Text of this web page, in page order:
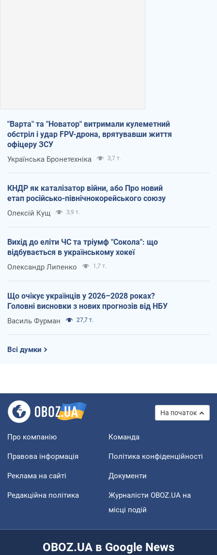
"Варта" та "Новатор" витримали кулеметний
обстріл і удар FPV-дрона, врятувавши життя
офіцеру ЗСУ
Українська Бронетехніка 3,7 т.
КНДР як каталізатор війни, або Про новий
етап російсько-північнокорейського союзу
Олексій Кущ 3,9 т.
Вихід до еліти ЧС та тріумф "Сокола": що
відбувається в українському хокеї
Олександр Липенко 1,7 т.
Що очікує українців у 2026–2028 роках?
Головні висновки з нових прогнозів від НБУ
Василь Фурман 27,7 т.
Всі думки
На початок
Про компанію Команда
Правова інформація Політика конфіденційності
Реклама на сайті Документи
Редакційна політика
Журналісти OBOZ.UA на
місці подій
OBOZ.UA в Google News